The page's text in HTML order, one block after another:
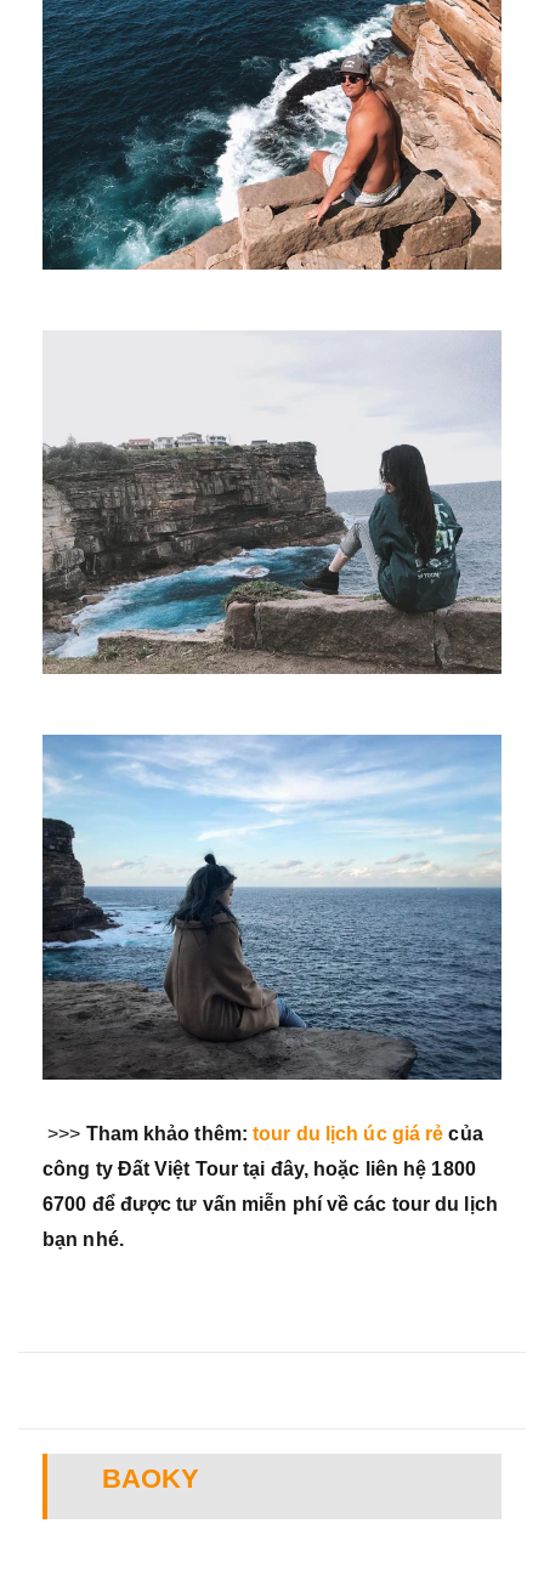
>>> Tham khảo thêm:tour du lịch úc giá rẻ của
công ty Đất Việt Tour tại đây, hoặc liên hệ 1800
6700 để được tư vấn miễn phí về các tour du lịch
bạn nhé.
BAOKY